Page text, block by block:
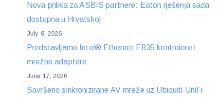
Nova prilika za ASBIS partnere: Eaton rješenja sada
dostupna u Hrvatskoj
July 8, 2026
Predstavljamo Intel® Ethernet E835 kontrolere i
mrežne adaptere
June 17, 2026
Savršeno sinkronizirane AV mreže uz Ubiquiti UniFi